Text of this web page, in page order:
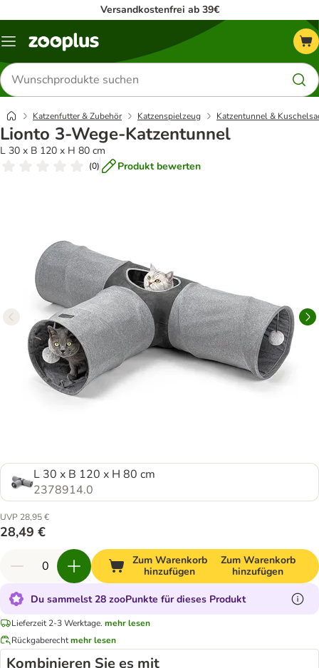
Versandkostenfrei ab 39€
Menü
Produkte
suchen
Katzenfutter & Zubehör Katzenspielzeug Katzentunnel &
Lionto 3-Wege-Katzentunnel
L 30 x B 120 x H 80 cm
(0) Produkt bewerten
L 30 x B 120 x H 80 cm
2378914.0
UVP 28,95 €
28,49 €
Zum Warenkorb
hinzufügen
Zum Warenkorb
hinzufügen
Du sammelst 28 zooPunkte für dieses Produkt
Lieferzeit 2-3 Werktage. mehr lesen
Rückgaberechtmehr lesen
Kombinieren Sie es mit